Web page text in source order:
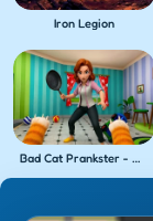
Iron Legion
Bad Cat Prankster - Mom's Return